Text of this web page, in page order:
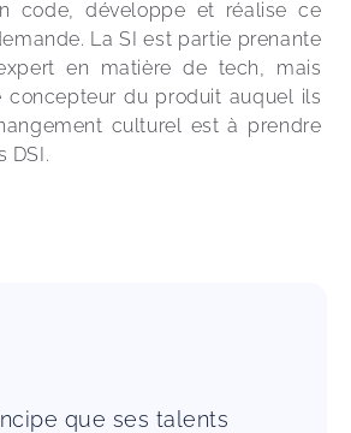
code, développe et réalise ce
La SI est partie prenante
en matière de tech, mais
concepteur du produit auquel ils
culturel est à prendre
DSI.
que ses talents